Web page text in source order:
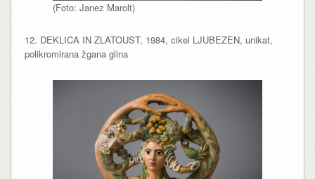
(Foto: Janez Marolt)
12. DEKLICA IN ZLATOUST, 1984, cikel LJUBEZEN, unikat,
polikromirana žgana glina